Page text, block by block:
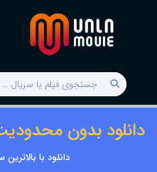
دانلود بدون
دانلود با